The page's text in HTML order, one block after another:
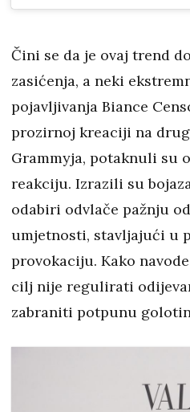
Čini se da je ovaj trend
zasićenja, a neki
pojavljivanja Biance
prozirnoj kreaciji na
Grammyja, potaknuli su
reakciju. Izrazili su
odabiri odvlače pažnju
umjetnosti, stavljajući u
provokaciju. Kako
cilj nije regulirati
zabraniti potpunu